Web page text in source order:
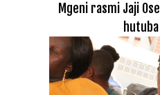
Mgeni rasmi Jaji